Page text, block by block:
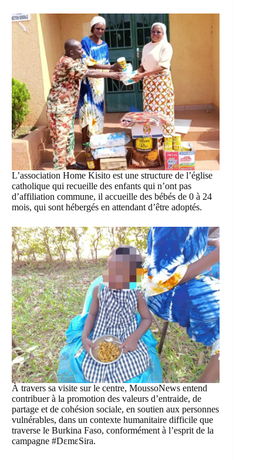
L’association Home Kisito est une structure de l’église
catholique qui recueille des enfants qui n’ont pas
d’affiliation commune, il accueille des bébés de 0 à 24
mois, qui sont hébergés en attendant d’être adoptés.
À travers sa visite sur le centre, MoussoNews entend
contribuer à la promotion des valeurs d’entraide, de
partage et de cohésion sociale, en soutien aux personnes
vulnérables, dans un contexte humanitaire difficile que
traverse le Burkina Faso, conformément à l’esprit de la
campagne #DɛmɛSira.